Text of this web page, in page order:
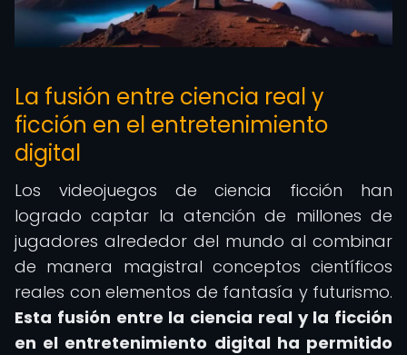
La fusión entre ciencia real y
ficción en el entretenimiento
digital
Los videojuegos de ciencia ficción han
logrado captar la atención de millones de
jugadores alrededor del mundo al combinar
de manera magistral conceptos científicos
reales con elementos de fantasía y futurismo.
Esta fusión entre la ciencia real y la ficción
en el entretenimiento digital ha permitido